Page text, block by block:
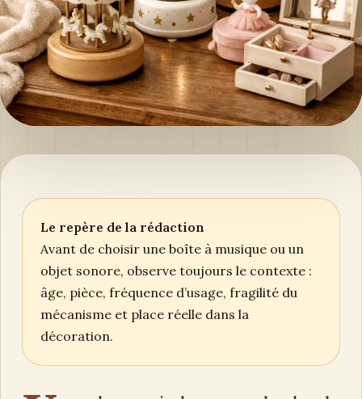
Le repère de la rédaction
Avant de choisir une boîte à musique ou un
objet sonore, observe toujours le contexte :
âge, pièce, fréquence d’usage, fragilité du
mécanisme et place réelle dans la
décoration.